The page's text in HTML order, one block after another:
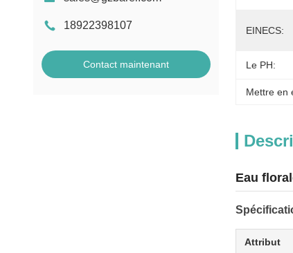
18922398107
Contact maintenant
EINECS:
Le PH:
Mettre en
Eau
Attribut